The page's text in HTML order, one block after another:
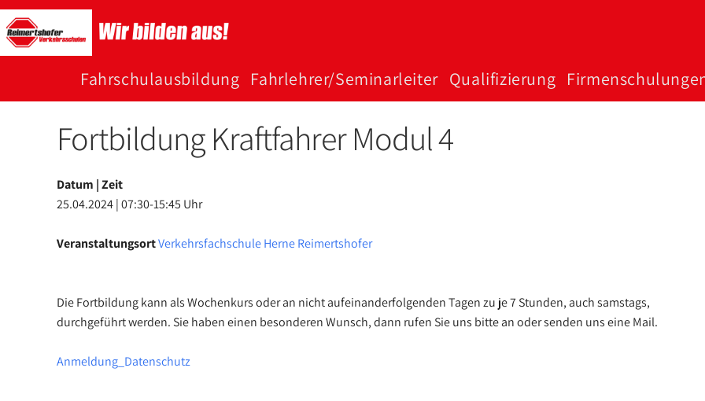
Zum
Inhalt
springen
Fahr­schul­­aus­bildung Fahr­­lehrer/Seminar­­­leiter Qualifizierung
Fortbildung Kraftfahrer Modul 4
Datum | Zeit
25.04.2024 | 07:30-15:45 Uhr
VeranstaltungsortVerkehrsfachschule Herne Reimertshofer
Die Fortbildung kann als Wochenkurs oder an nicht aufeinanderfolgenden Tagen zu je 7 Stunden, auch samstags,
durchgeführt werden. Sie haben einen besonderen Wunsch, dann rufen Sie uns bitte an oder senden uns eine Mail.
Anmeldung_Datenschutz